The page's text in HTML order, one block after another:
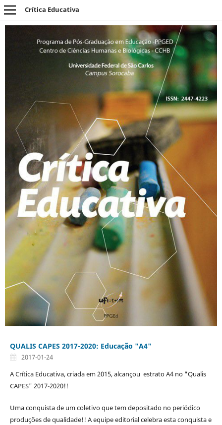
Crítica Educativa
QUALIS CAPES 2017-2020: Educação "A4"
2017-01-24
A Crítica Educativa, criada em 2015, alcançou estrato A4 no "Qualis
CAPES" 2017-2020!!
Uma conquista de um coletivo que tem depositado no periódico
produções de qualidade!! A equipe editorial celebra esta conquista e